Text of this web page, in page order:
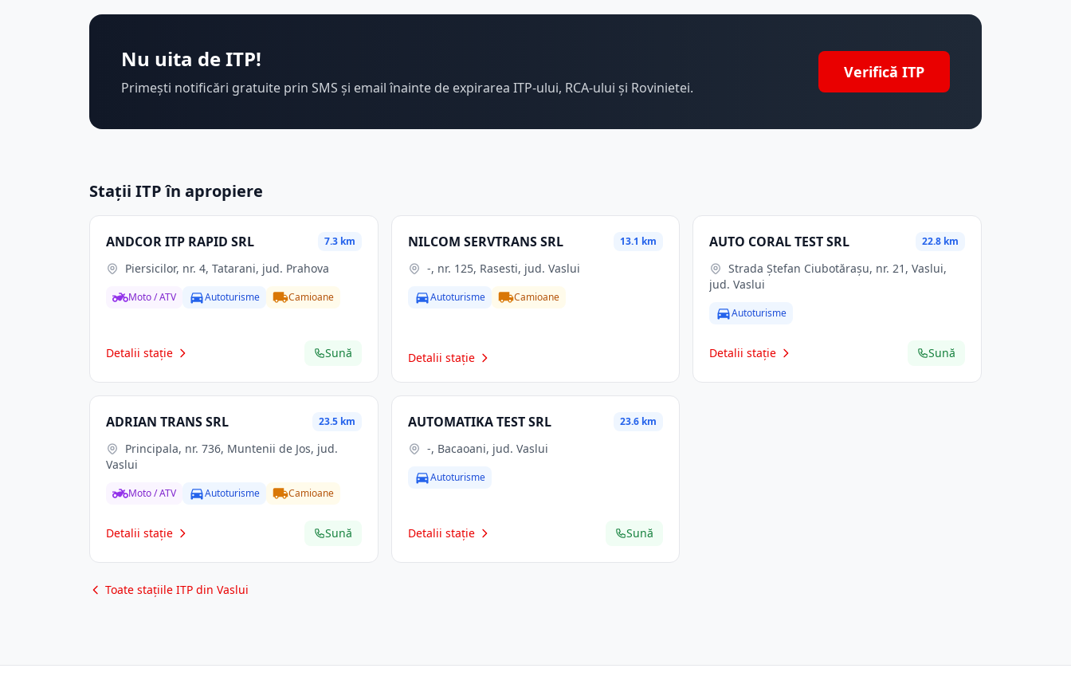
Nu uita de ITP!
Primești notificări gratuite prin SMS și email înainte de expirarea ITP-ului, RCA-ului și Rovinietei.
Verifică ITP
Stații ITP în apropiere
ANDCOR ITP RAPID SRL 7.3 km
Piersicilor, nr. 4, Tatarani, jud. Prahova
Moto / ATV Autoturisme Camioane
Detalii stație Sună
NILCOM SERVTRANS SRL 13.1 km
-, nr. 125, Rasesti, jud. Vaslui
Autoturisme Camioane
Detalii stație
AUTO CORAL TEST SRL 22.8 km
Strada Ștefan Ciubotărașu, nr. 21, Vaslui,
jud. Vaslui
Autoturisme
Detalii stație Sună
ADRIAN TRANS SRL 23.5 km
Vaslui
Moto / ATV Autoturisme Camioane
Detalii stație Sună
AUTOMATIKA TEST SRL 23.6 km
-, Bacaoani, jud. Vaslui
Autoturisme
Detalii stație Sună
Toate stațiile ITP din Vaslui